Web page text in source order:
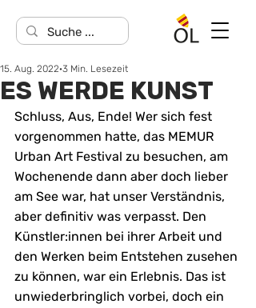
ES WERDE KUNST
15. Aug. 2022 3 Min. Lesezeit
Schluss, Aus, Ende! Wer sich fest
vorgenommen hatte, das MEMUR
Urban Art Festival zu besuchen, am
Wochenende dann aber doch lieber
am See war, hat unser Verständnis,
aber definitiv was verpasst. Den
Künstler:innen bei ihrer Arbeit und
den Werken beim Entstehen zusehen
zu können, war ein Erlebnis. Das ist
unwiederbringlich vorbei, doch ein